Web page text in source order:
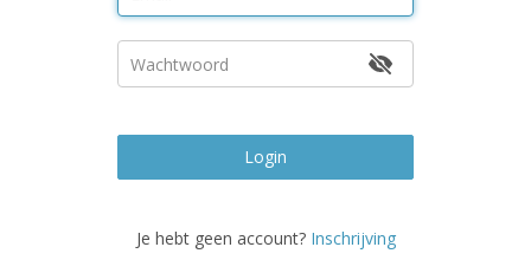
Login
Je hebt geen account? Inschrijving